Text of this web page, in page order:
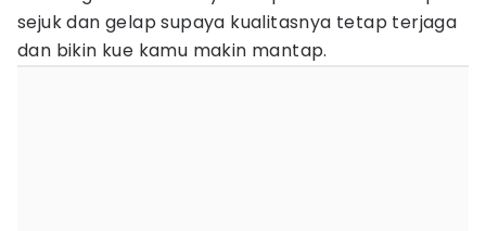
sejuk dan gelap supaya kualitasnya tetap terjaga
dan bikin kue kamu makin mantap.